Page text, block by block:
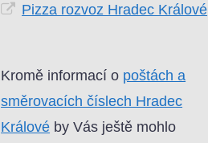
Pizza rozvoz Hradec Králové
Kromě informací o poštách a
směrovacích číslech Hradec
Králové by Vás ještě mohlo